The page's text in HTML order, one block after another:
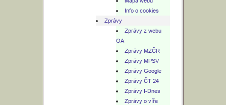
Info o cookies
Zprávy
Zprávy z webu
OA
Zprávy MZČR
Zprávy MPSV
Zprávy Google
Zprávy ČT 24
Zprávy I-Dnes
Zprávy o víře